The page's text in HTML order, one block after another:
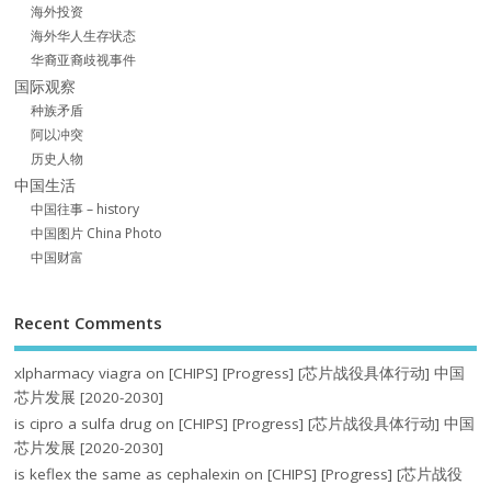
海外投资
海外华人生存状态
华裔亚裔歧视事件
国际观察
种族矛盾
阿以冲突
历史人物
中国生活
中国往事 – history
中国图片 China Photo
中国财富
Recent Comments
xlpharmacy viagra on[CHIPS] [Progress] [芯片战役具体行动] 中国
芯片发展 [2020-2030]
is cipro a sulfa drug on[CHIPS] [Progress] [芯片战役具体行动] 中国
芯片发展 [2020-2030]
is keflex the same as cephalexin on[CHIPS] [Progress] [芯片战役